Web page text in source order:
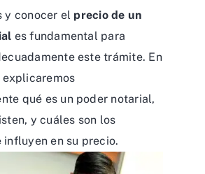
y conocer el precio de un
es fundamental para
este trámite. En
qué es un poder notarial,
y cuáles son los
en su precio.